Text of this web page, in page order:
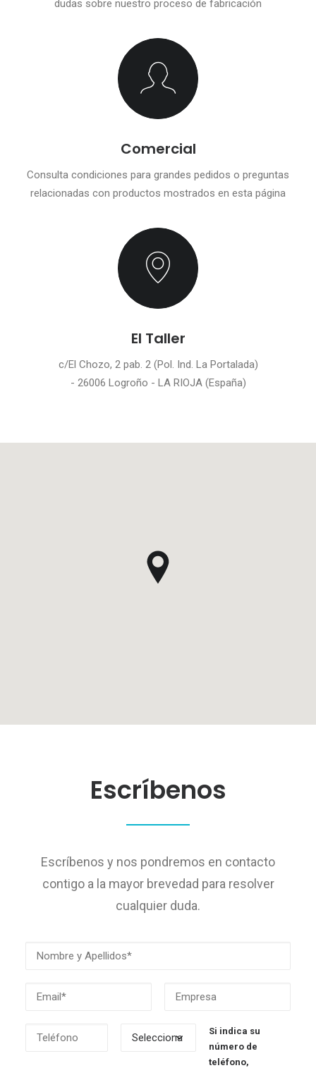
dudas sobre nuestro proceso de fabricación
Comercial
Consulta condiciones para grandes pedidos o preguntas
relacionadas con productos mostrados en esta página
El Taller
c/El Chozo, 2 pab. 2 (Pol. Ind. La Portalada)
- 26006 Logroño - LA RIOJA (España)
Escríbenos
Escríbenos y nos pondremos en contacto
contigo a la mayor brevedad para resolver
cualquier duda.
Si indica su
número de
teléfono,